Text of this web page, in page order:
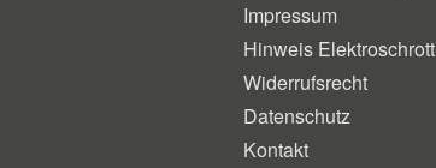
Impressum
Hinweis Elektroschrott
Widerrufsrecht
Datenschutz
Kontakt